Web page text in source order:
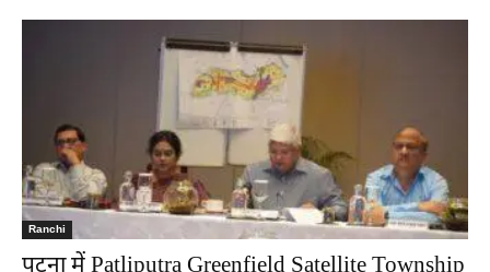
Ranchi